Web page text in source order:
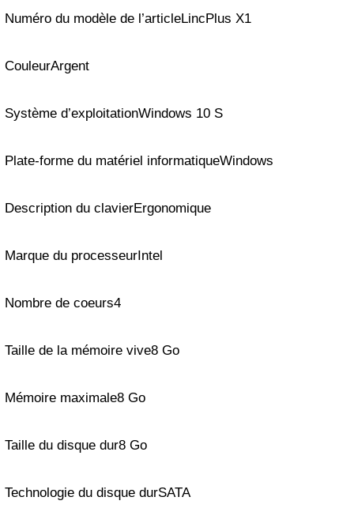
Numéro du modèle de l’articleLincPlus X1
CouleurArgent
Système d’exploitationWindows 10 S
Plate-forme du matériel informatiqueWindows
Description du clavierErgonomique
Marque du processeurIntel
Nombre de coeurs4
Taille de la mémoire vive8 Go
Mémoire maximale8 Go
Taille du disque dur8 Go
Technologie du disque durSATA